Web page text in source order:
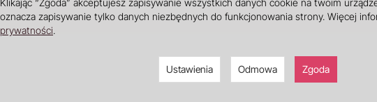
Klikając “Zgoda” akceptujesz zapisywanie wszystkich danych cookie na twoim
oznacza zapisywanie tylko danych niezbędnych do funkcjonowania strony. Więcej
prywatności.
Ustawienia Odmowa Zgoda